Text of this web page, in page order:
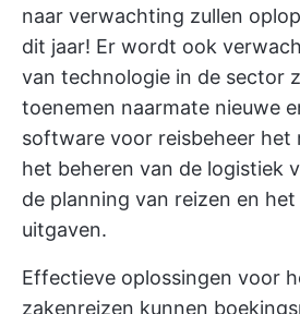
naar verwachting zullen
dit jaar! Er wordt ook
van technologie in de sector
toenemen naarmate nieuwe
software voor reisbeheer het
het beheren van de logistiek
de planning van reizen en
uitgaven.
Effectieve oplossingen voor
zakenreizen kunnen